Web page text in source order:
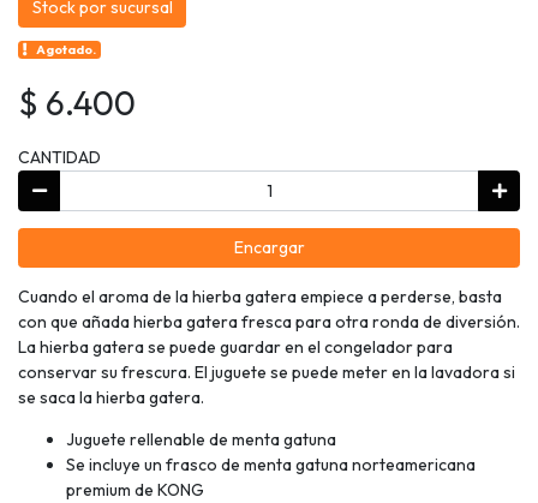
Stock por sucursal
Agotado.
$ 6.400
CANTIDAD
Encargar
Cuando el aroma de la hierba gatera empiece a perderse, basta
con que añada hierba gatera fresca para otra ronda de diversión.
La hierba gatera se puede guardar en el congelador para
conservar su frescura. El juguete se puede meter en la lavadora si
se saca la hierba gatera.
Juguete rellenable de menta gatuna
Se incluye un frasco de menta gatuna norteamericana
premium de KONG